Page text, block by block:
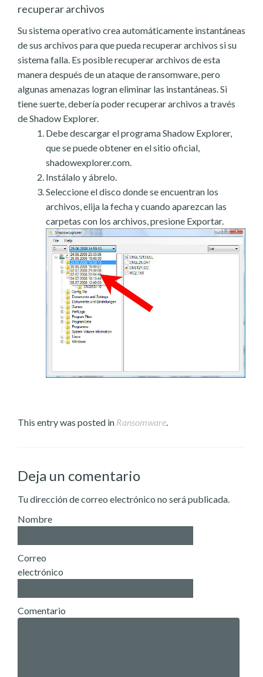
recuperar archivos
Su sistema operativo crea automáticamente instantáneas
de sus archivos para que pueda recuperar archivos si su
sistema falla. Es posible recuperar archivos de esta
manera después de un ataque de ransomware, pero
algunas amenazas logran eliminar las instantáneas. Si
tiene suerte, debería poder recuperar archivos a través
de Shadow Explorer.
Debe descargar el programa Shadow Explorer,
que se puede obtener en el sitio oficial,
shadowexplorer.com.
Instálalo y ábrelo.
Seleccione el disco donde se encuentran los
archivos, elija la fecha y cuando aparezcan las
carpetas con los archivos, presione Exportar.
This entry was posted in Ransomware.
Deja un comentario
Tu dirección de correo electrónico no será publicada.
Nombre
Correo
electrónico
Comentario